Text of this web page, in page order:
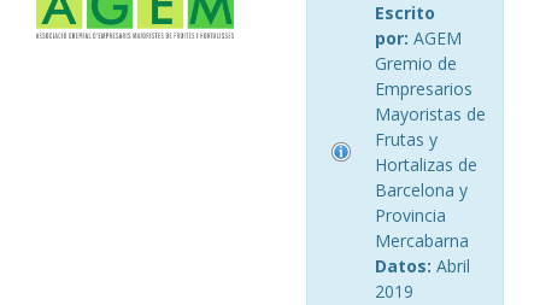
Escrito
por: AGEM
Gremio de
Empresarios
Mayoristas de
Frutas y
Hortalizas de
Barcelona y
Provincia
Mercabarna
Datos: Abril
2019